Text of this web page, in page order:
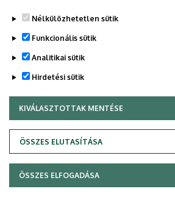
Adatvédelem
Szerzői jog © 2026 Unideb
Nélkülözhetetlen sütik
Funkcionális sütik
Analitikai sütik
Hirdetési sütik
KIVÁLASZTOTTAK MENTÉSE
ÖSSZES ELUTASÍTÁSA
WITHDRAW CONSENT
ÖSSZES ELFOGADÁSA